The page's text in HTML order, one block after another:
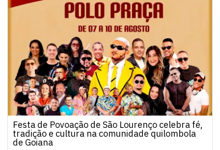
Festa de Povoação de São Lourenço celebra fé,
tradição e cultura na comunidade quilombola
de Goiana